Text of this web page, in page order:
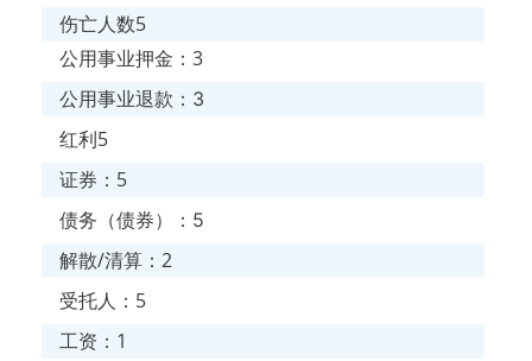
伤亡人数5
公用事业押金：3
公用事业退款：3
红利5
证券：5
债务（债券）：5
解散/清算：2
受托人：5
工资：1